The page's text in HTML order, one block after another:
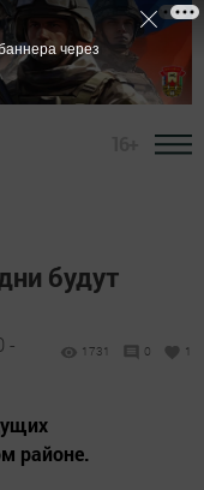
будут
-
1731 0 1
районе.
через